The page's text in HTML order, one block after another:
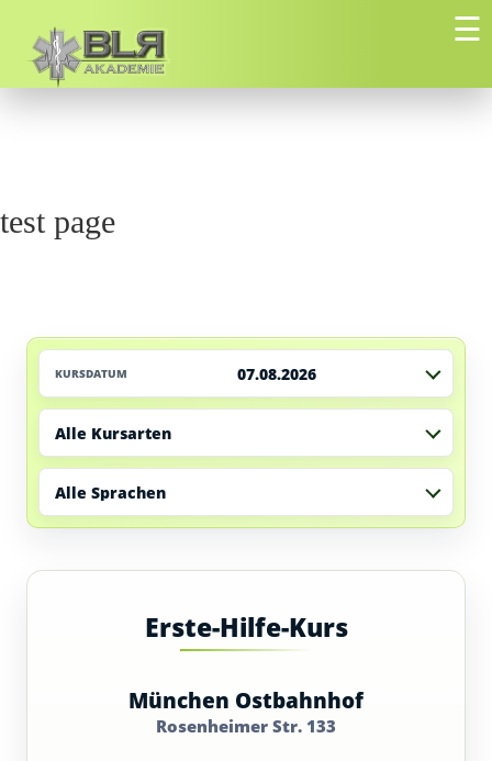
☰
test page
KURSDATUM 07.08.2026
Alle Kursarten
Alle Sprachen
Erste-Hilfe-Kurs
München Ostbahnhof
Rosenheimer Str. 133